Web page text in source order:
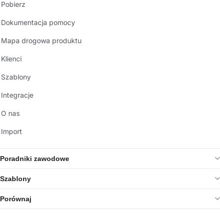
Pobierz
Dokumentacja pomocy
Mapa drogowa produktu
Klienci
Szablony
Integracje
O nas
Import
Poradniki zawodowe
Szablony
Porównaj